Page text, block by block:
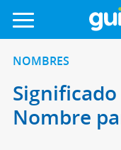
NOMBRES
Nombre